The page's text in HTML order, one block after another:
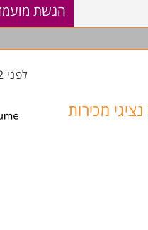
הגשת
לפני 12 שעות
נציגי מכירות